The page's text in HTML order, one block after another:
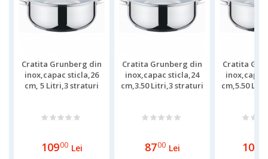
Cratita Grunberg din
inox,capac sticla,26
cm, 5 Litri,3 straturi
10900 Lei
Cratita Grunberg din
inox,capac sticla,24
cm,3.50 Litri,3 straturi
8700 Lei
Cratita
cm,5.50
109